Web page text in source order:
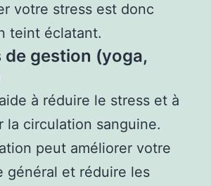
votre stress est donc
teint éclatant.
de gestion (yoga,
à réduire le stress et à
la circulation sanguine.
peut améliorer votre
général et réduire les